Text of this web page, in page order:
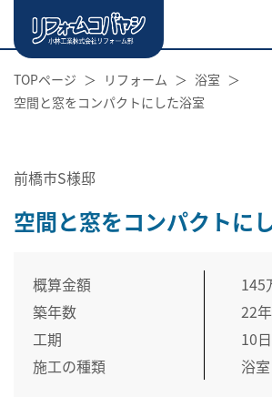
TOPページ
リフォーム
浴室
空間と窓をコンパクトにした浴室
前橋市S様邸
空間と窓をコンパクトに
概算金額
145
築年数
22年
工期
10日
施工の種類
浴室